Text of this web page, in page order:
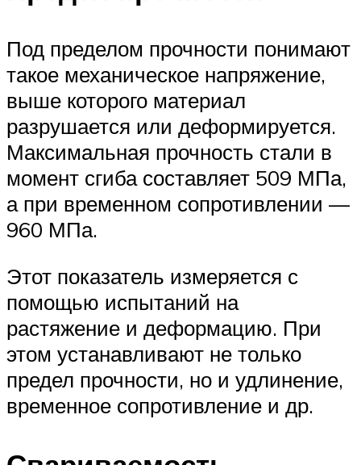
Под пределом прочности понимают
такое механическое напряжение,
выше которого материал
разрушается или деформируется.
Максимальная прочность стали в
момент сгиба составляет 509 МПа,
а при временном сопротивлении —
960 МПа.
Этот показатель измеряется с
помощью испытаний на
растяжение и деформацию. При
этом устанавливают не только
предел прочности, но и удлинение,
временное сопротивление и др.